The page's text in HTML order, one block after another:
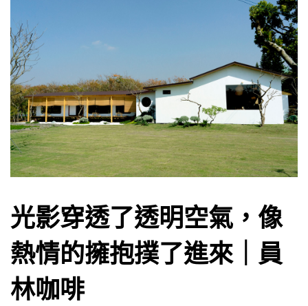
光影穿透了透明空氣，像
熱情的擁抱撲了進來｜員
林咖啡